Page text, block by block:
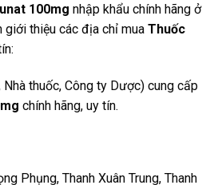
100mg nhập khẩu chính hãng ở
giới thiệu các địa chỉ mua Thuốc
thuốc, Công ty Dược) cung cấp
chính hãng, uy tín.
Phụng, Thanh Xuân Trung, Thanh